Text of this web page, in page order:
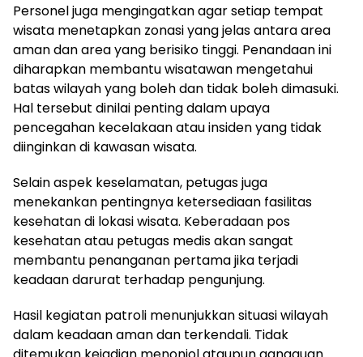
Personel juga mengingatkan agar setiap tempat
wisata menetapkan zonasi yang jelas antara area
aman dan area yang berisiko tinggi. Penandaan ini
diharapkan membantu wisatawan mengetahui
batas wilayah yang boleh dan tidak boleh dimasuki.
Hal tersebut dinilai penting dalam upaya
pencegahan kecelakaan atau insiden yang tidak
diinginkan di kawasan wisata.
Selain aspek keselamatan, petugas juga
menekankan pentingnya ketersediaan fasilitas
kesehatan di lokasi wisata. Keberadaan pos
kesehatan atau petugas medis akan sangat
membantu penanganan pertama jika terjadi
keadaan darurat terhadap pengunjung.
Hasil kegiatan patroli menunjukkan situasi wilayah
dalam keadaan aman dan terkendali. Tidak